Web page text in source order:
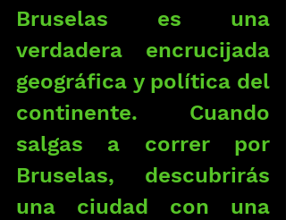
Bruselas es una
verdadera encrucijada
geográfica y política del
continente. Cuando
salgas a correr por
Bruselas, descubrirás
una ciudad con una